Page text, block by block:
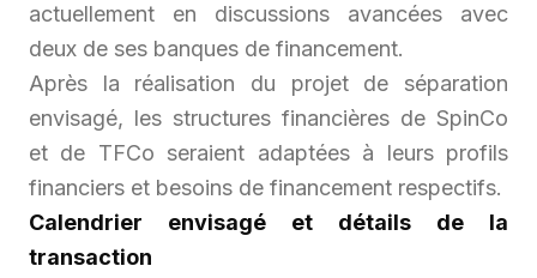
actuellement en discussions avancées avec
deux de ses banques de financement.
Après la réalisation du projet de séparation
envisagé, les structures financières de SpinCo
et de TFCo seraient adaptées à leurs profils
financiers et besoins de financement respectifs.
Calendrier envisagé et détails de la
transaction